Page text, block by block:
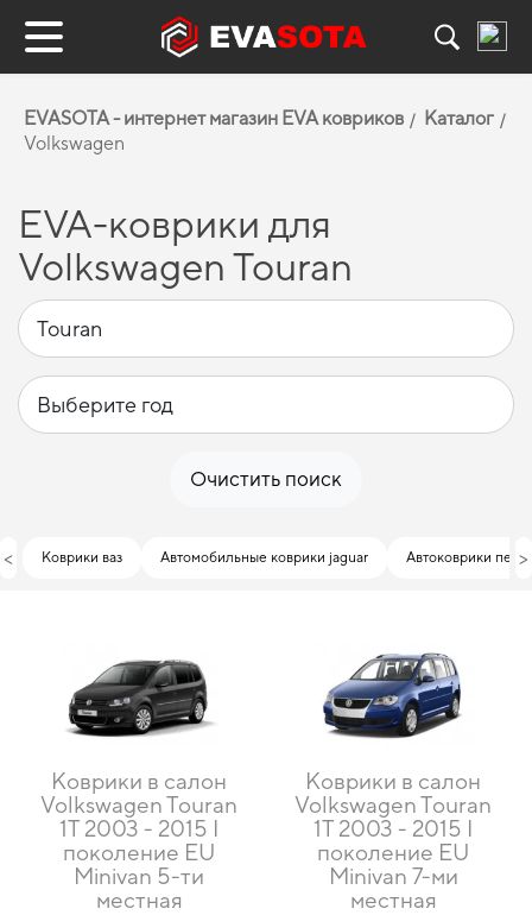
EVASOTA - интернет магазин EVA ковриков
Каталог
Volkswagen
EVA-коврики для
Volkswagen Touran
Очистить поиск
< Коврики ваз Автомобильные коврики jaguar Автоковрики пежо
>
Коврики в салон
Volkswagen Touran
1T 2003 - 2015 I
поколение EU
Minivan 5-ти
местная
Коврики в салон
Volkswagen Touran
1T 2003 - 2015 I
поколение EU
Minivan 7-ми
местная